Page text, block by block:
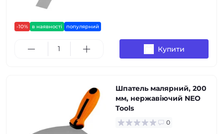
-10% в наявності популярний
Купити
Шпатель малярний, 200
мм, нержавіючий NEO
Tools
0